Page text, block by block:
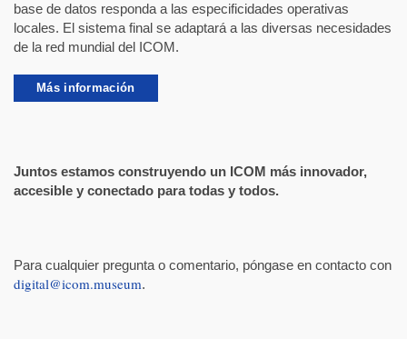
base de datos responda a las especificidades operativas
locales. El sistema final se adaptará a las diversas necesidades
de la red mundial del ICOM.
Más información
Juntos estamos construyendo un ICOM más innovador,
accesible y conectado paratodas y todos.
Para cualquier pregunta o comentario, póngase en contacto con
digital@icom.museum.